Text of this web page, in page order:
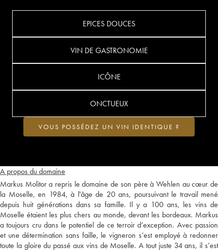
A propos du domaine
Markus Molitor a repris le domaine de son père à Wehlen au cœur de
la Moselle, en 1984, à l'âge de 20 ans, poursuivant le travail mené
depuis huit générations dans sa famille. Il y a 100 ans, les vins de
Moselle étaient les plus chers au monde, devant les bordeaux. Markus
a toujours cru dans le potentiel de ce terroir d’exception. Avec passion
et une détermination sans faille, le vigneron s’est employé à redonner
toute la gloire du passé aux vins de Moselle. A tout juste 34 ans, il s’est
EPICES DOUCES
VIN DE GASTRONOMIE
ICÔNE
ONCTUEUX
VOUS POSSÉDEZ UN VIN IDENTIQUE ?